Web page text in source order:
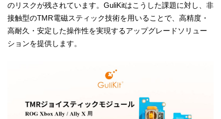
のリスクが残されています。GuliKitはこうした課題に対し、非
接触型のTMR電磁スティック技術を用いることで、高精度・
高耐久・安定した操作性を実現するアップグレードソリュー
ションを提供します。